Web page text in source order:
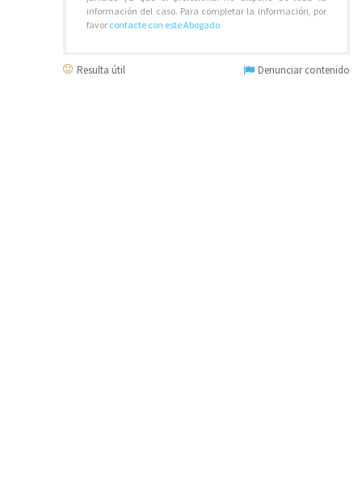
información del caso. Para completar la información, por
favor contacte con este Abogado
Resulta útil Denunciar contenido